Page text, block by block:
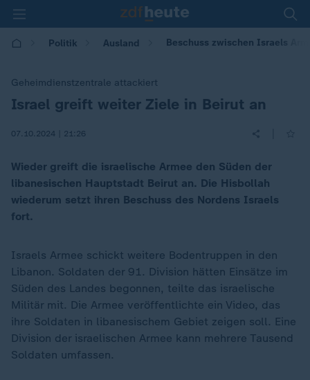
Politik Ausland Beschuss zwischen Israels
Geheimdienstzentrale attackiert
:
Israel greift weiter Ziele in Beirut an
07.10.2024 | 21:26
Wieder greift die israelische Armee den Süden der
libanesischen Hauptstadt Beirut an. Die Hisbollah
wiederum setzt ihren Beschuss des Nordens Israels
fort.
Israels Armee schickt weitere Bodentruppen in den
Libanon. Soldaten der 91. Division hätten Einsätze im
Süden des Landes begonnen, teilte das israelische
Militär mit. Die Armee veröffentlichte ein Video, das
ihre Soldaten in libanesischem Gebiet zeigen soll. Eine
Division der israelischen Armee kann mehrere Tausend
Soldaten umfassen.